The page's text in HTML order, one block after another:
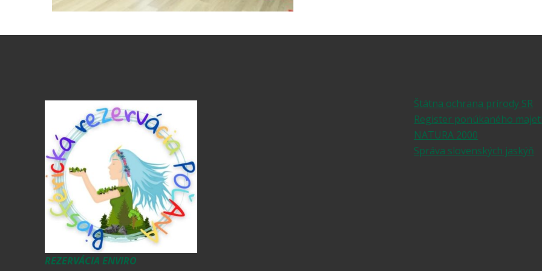
REZERVÁCIA ENVIRO
Štátna ochrana prírody SR
Register ponúkaného
NATURA 2000
Správa slovenských jaskýň